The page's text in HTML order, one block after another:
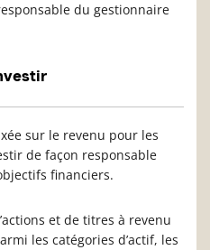
du gestionnaire
sur le revenu pour les
de façon responsable
financiers.
et de titres à revenu
les catégories d’actif, les